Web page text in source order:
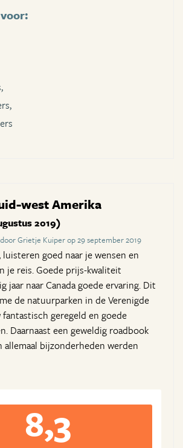
west Amerika
2019)
Grietje Kuiper op 29 september 2019
goed naar je wensen en
je reis. Goede prijs-kwaliteit
jaar naar Canada goede ervaring. Dit
de natuurparken in de Verenigde
geregeld en goede
Daarnaast een geweldig roadbook
allemaal bijzonderheden werden
8,3